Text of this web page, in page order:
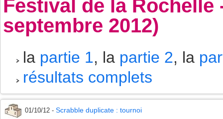
Festival de la Rochelle
septembre 2012)
la partie 1, la partie 2, la
résultats complets
01/10/12 - Scrabble duplicate : tournoi